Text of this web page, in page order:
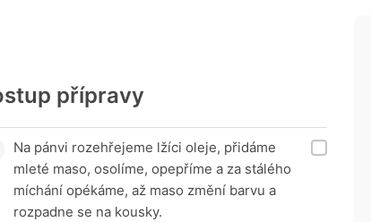
přípravy
Na pánvi rozehřejeme lžíci oleje, přidáme
mleté maso, osolíme, opepříme a za stálého
míchání opékáme, až maso změní barvu a
rozpadne se na kousky.